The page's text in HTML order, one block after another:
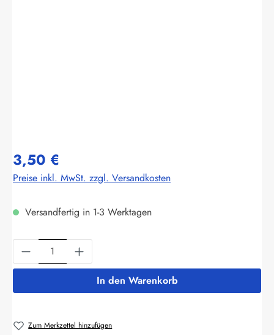
3,50 €
Preise inkl. MwSt. zzgl. Versandkosten
Versandfertig in 1-3 Werktagen
Produkt Anzahl: Gib den gewünschten
In den Warenkorb
Zum Merkzettel hinzufügen